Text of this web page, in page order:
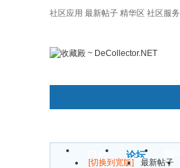
社区应用 最新帖子 精华区 社区服务
门户 论坛
[切换到宽版] 最新帖子